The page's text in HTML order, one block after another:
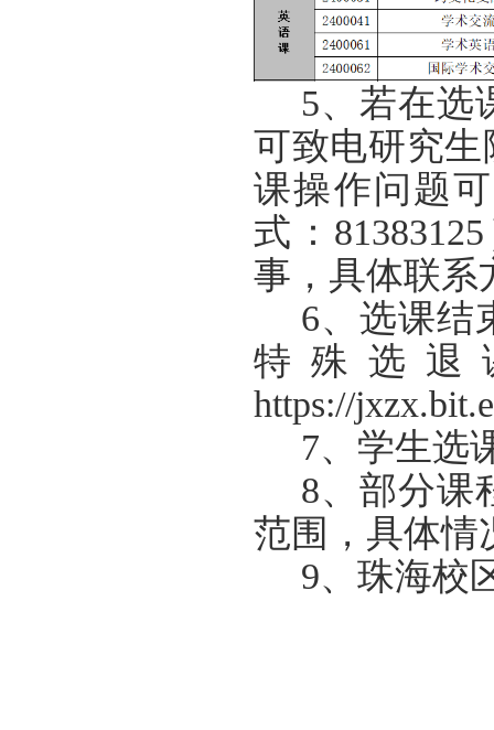
5、若在选
可致电研究生
课操作问题
式：
事，具体联系
6、 选课结
特殊选退
https://
7、 学生选
8、 部分课
范围，具体情
9、 珠海校